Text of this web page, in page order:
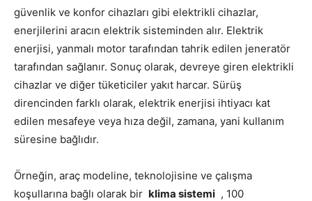
güvenlik ve konfor cihazları gibi elektrikli cihazlar,
enerjilerini aracın elektrik sisteminden alır. Elektrik
enerjisi, yanmalı motor tarafından tahrik edilen jeneratör
tarafından sağlanır. Sonuç olarak, devreye giren elektrikli
cihazlar ve diğer tüketiciler yakıt harcar. Sürüş
direncinden farklı olarak, elektrik enerjisi ihtiyacı kat
edilen mesafeye veya hıza değil, zamana, yani kullanım
süresine bağlıdır.
Örneğin, araç modeline, teknolojisine ve çalışma
koşullarına bağlı olarak bir klima sistemi , 100